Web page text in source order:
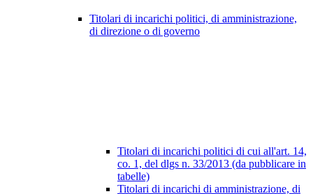
Titolari di incarichi politici, di amministrazione,
di direzione o di governo
Titolari di incarichi politici di cui all'art. 14,
co. 1, del dlgs n. 33/2013 (da pubblicare in
tabelle)
Titolari di incarichi di amministrazione, di